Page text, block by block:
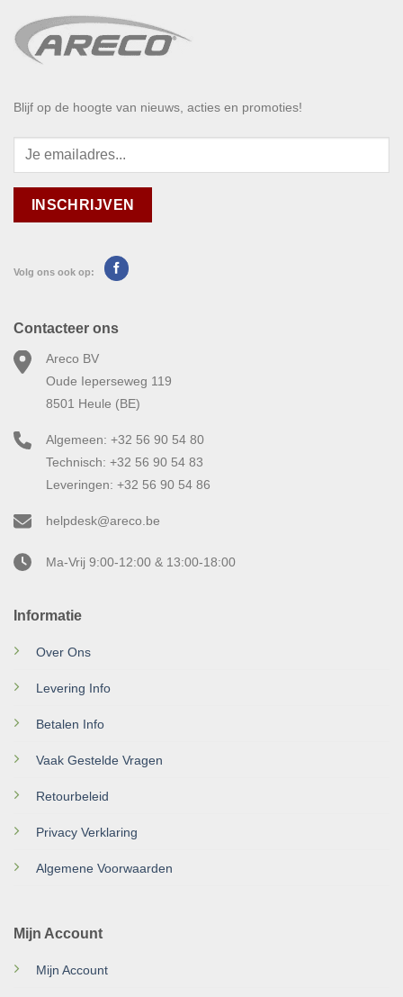
Blijf op de hoogte van nieuws, acties en promoties!
Volg ons ook op:
Informatie
Over Ons
Levering Info
Betalen Info
Vaak Gestelde Vragen
Retourbeleid
Privacy Verklaring
Algemene Voorwaarden
Mijn Account
Mijn Account
Contacteer ons
Areco BV
Oude Ieperseweg 119
8501 Heule (BE)
Algemeen: +32 56 90 54 80
Technisch: +32 56 90 54 83
Leveringen: +32 56 90 54 86
helpdesk@areco.be
Ma-Vrij 9:00-12:00 & 13:00-18:00